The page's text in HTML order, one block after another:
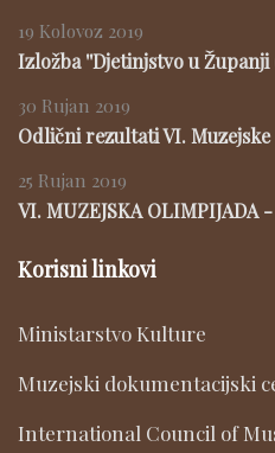
19 Kolovoz 2019
Izložba ''Djetinjstvo u
30 Rujan 2019
Odlični rezultati VI.
25 Rujan 2019
VI. MUZEJSKA OLIMPIJADA
Korisni linkovi
Ministarstvo Kulture
Muzejski dokumentacijski
International Council of